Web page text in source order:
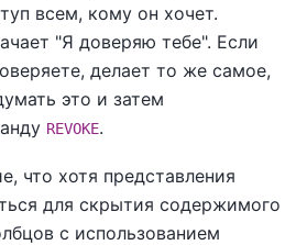
всем, кому он хочет.
"Я доверяю тебе". Если
делает то же самое,
это и затем
REVOKE.
что хотя представления
для скрытия содержимого
с использованием